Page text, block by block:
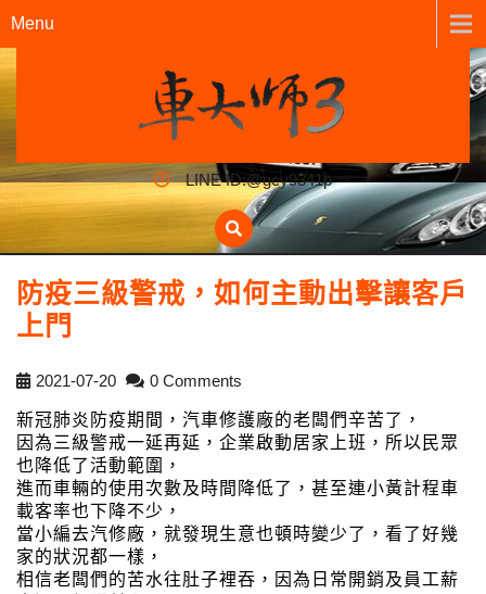
Menu
LINE ID:@gcy9341p
防疫三級警戒，如何主動出擊讓客戶
上門
2021-07-20 0 Comments
新冠肺炎防疫期間，汽車修護廠的老闆們辛苦了，
因為三級警戒一延再延，企業啟動居家上班，所以民眾
也降低了活動範圍，
進而車輛的使用次數及時間降低了，甚至連小黃計程車
載客率也下降不少，
當小編去汽修廠，就發現生意也頓時變少了，看了好幾
家的狀況都一樣，
相信老闆們的苦水往肚子裡吞，因為日常開銷及員工薪